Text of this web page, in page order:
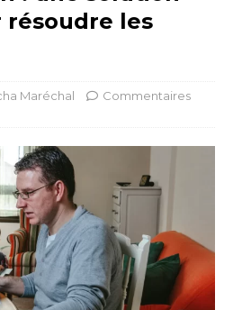
résoudre les
Maréchal
Commentaires